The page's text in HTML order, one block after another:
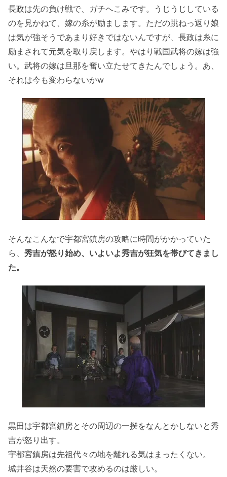
長政は先の負け戦で、ガチへこみです。うじうじしている
のを見かねて、嫁の糸が励まします。ただの跳ねっ返り娘
は気が強そうであまり好きではないんですが、長政は糸に
励まされて元気を取り戻します。やはり戦国武将の嫁は強
い。武将の嫁は旦那を奮い立たせてきたんでしょう。あ、
それは今も変わらないかw
そんなこんなで宇都宮鎮房の攻略に時間がかかっていた
ら、 秀吉が怒り始め、いよいよ秀吉が狂気を帯びてきまし
た。
黒田は宇都宮鎮房とその周辺の一揆をなんとかしないと秀
吉が怒り出す。
宇都宮鎮房は先祖代々の地を離れる気はまったくない。
城井谷は天然の要害で攻めるのは厳しい。